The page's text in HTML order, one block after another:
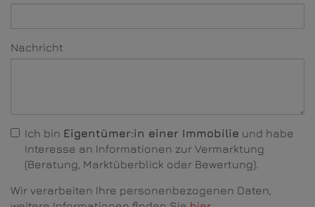
Nachricht
Ich bin Eigentümer:in einer Immobilie und habe
Interesse an Informationen zur Vermarktung
(Beratung, Marktüberblick oder Bewertung).
Wir verarbeiten Ihre personenbezogenen Daten,